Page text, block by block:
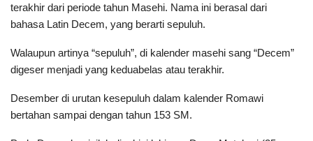
terakhir dari periode tahun Masehi. Nama ini berasal dari
bahasa Latin Decem, yang berarti sepuluh.
Walaupun artinya “sepuluh”, di kalender masehi sang “Decem”
digeser menjadi yang keduabelas atau terakhir.
Desember di urutan kesepuluh dalam kalender Romawi
bertahan sampai dengan tahun 153 SM.